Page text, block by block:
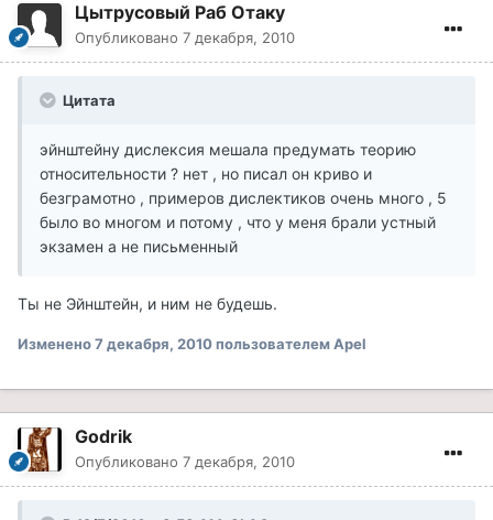
Цытрусовый Раб Отаку
Опубликовано 7 декабря, 2010
Цитата
эйнштейну дислексия мешала предумать теорию
относительности ? нет , но писал он криво и
безграмотно , примеров дислектиков очень много , 5
было во многом и потому , что у меня брали устный
экзамен а не письменный
Ты не Эйнштейн, и ним не будешь.
Изменено7 декабря, 2010пользователем Apel
Godrik
Опубликовано 7 декабря, 2010